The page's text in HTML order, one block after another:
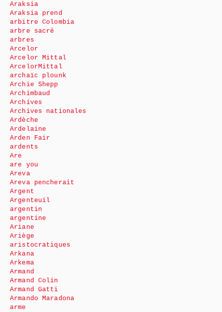
Araksia
Araksia prend
arbitre Colombia
arbre sacré
arbres
Arcelor
Arcelor Mittal
ArcelorMittal
archaïc plounk
Archie Shepp
Archimbaud
Archives
Archives nationales
Ardèche
Ardelaine
Arden Fair
ardents
Are
are you
Areva
Areva pencherait
Argent
Argenteuil
argentin
argentine
Ariane
Ariège
aristocratiques
Arkana
Arkema
Armand
Armand Colin
Armand Gatti
Armando Maradona
arme